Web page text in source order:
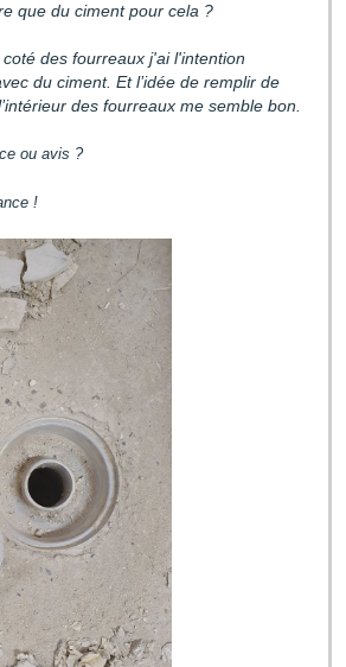
que du ciment pour cela ?
des fourreaux j'ai l'intention
du ciment. Et l’idée de remplir de
des fourreaux me semble bon.
ou avis ?
!